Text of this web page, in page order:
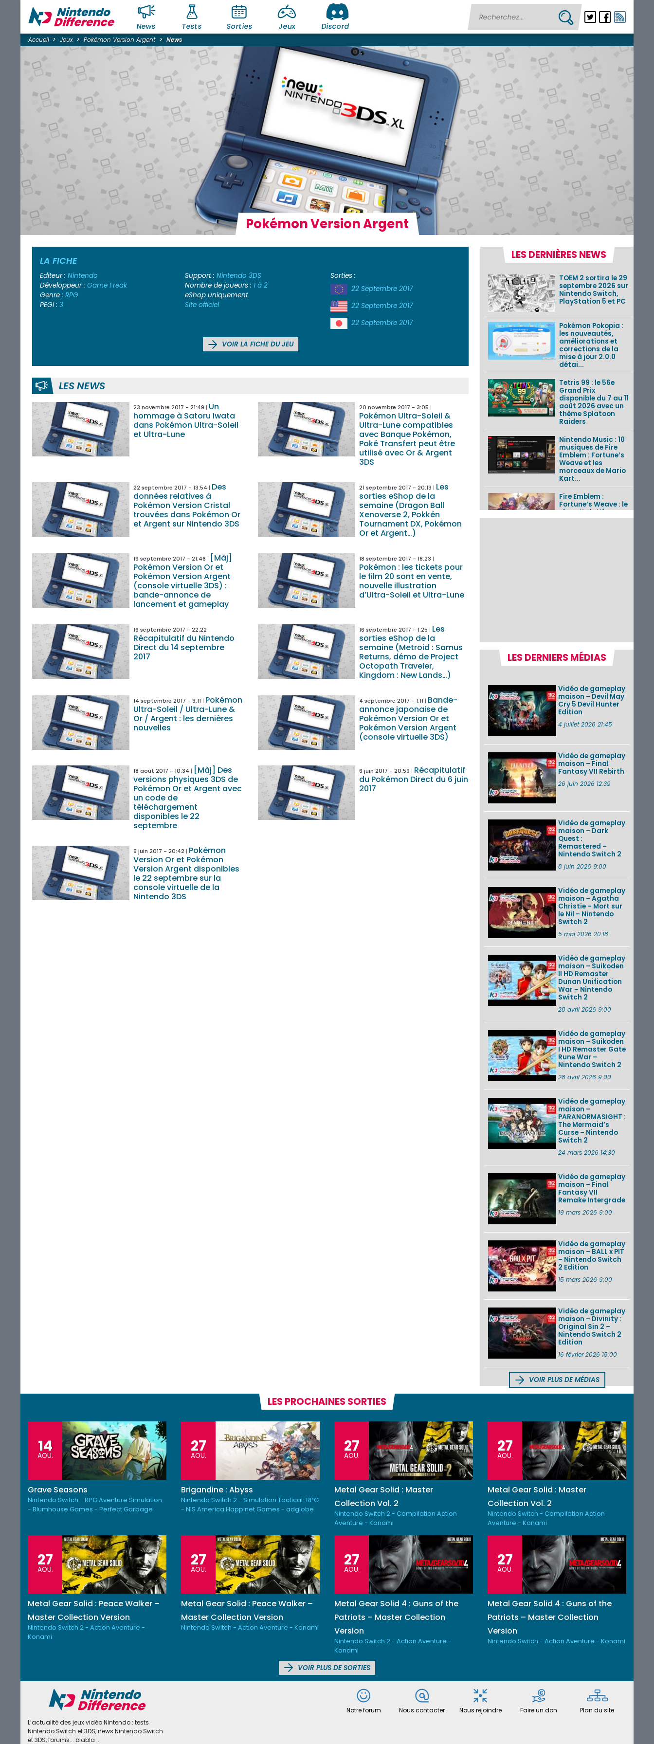
News Tests Sorties Jeux Discord
Accueil Jeux Pokémon Version Argent News
Pokémon Version Argent
LA FICHE
Editeur : Nintendo
Développeur : Game Freak
Genre : RPG
PEGI : 3
Support :Nintendo 3DS
Nombre de joueurs : 1 à 2
eShop uniquement
Site officiel
Sorties :
22 Septembre 2017
22 Septembre 2017
22 Septembre 2017
VOIR LA FICHE DU JEU
LES NEWS
23 novembre 2017 - 21:49
Un
hommage à Satoru Iwata
dans Pokémon Ultra-Soleil
et Ultra-Lune
20 novembre 2017 - 3:05
Pokémon Ultra-Soleil &
Ultra-Lune compatibles
avec Banque Pokémon,
Poké Transfert peut être
utilisé avec Or & Argent
3DS
22 septembre 2017 - 13:54
Des
données relatives à
Pokémon Version Cristal
trouvées dans Pokémon Or
et Argent sur Nintendo 3DS
21 septembre 2017 - 20:13
Les
sorties eShop de la
semaine (Dragon Ball
Xenoverse 2, Pokkén
Tournament DX, Pokémon
Or et Argent…)
19 septembre 2017 - 21:46
[Màj]
Pokémon Version Or et
Pokémon Version Argent
(console virtuelle 3DS) :
bande-annonce de
lancement et gameplay
18 septembre 2017 - 18:23
Pokémon : les tickets pour
le film 20 sont en vente,
nouvelle illustration
d’Ultra-Soleil et Ultra-Lune
16 septembre 2017 - 22:22
Récapitulatif du Nintendo
Direct du 14 septembre
2017
16 septembre 2017 - 1:25
Les
sorties eShop de la
semaine (Metroid : Samus
Returns, démo de Project
Octopath Traveler,
Kingdom : New Lands…)
14 septembre 2017 - 3:11
Pokémon
Ultra-Soleil / Ultra-Lune &
Or / Argent : les dernières
nouvelles
4 septembre 2017 - 1:11
Bande-
annonce japonaise de
Pokémon Version Or et
Pokémon Version Argent
(console virtuelle 3DS)
18 août 2017 - 10:34
[Màj] Des
versions physiques 3DS de
Pokémon Or et Argent avec
un code de
téléchargement
disponibles le 22
septembre
6 juin 2017 - 20:59
Récapitulatif
du Pokémon Direct du 6 juin
2017
6 juin 2017 - 20:42
Pokémon
Version Or et Pokémon
Version Argent disponibles
le 22 septembre sur la
console virtuelle de la
Nintendo 3DS
LES DERNIÈRES NEWS
TOEM 2 sortira le 29
septembre 2026 sur
Nintendo Switch,
PlayStation 5 et PC
Pokémon Pokopia :
les nouveautés,
améliorations et
corrections de la
mise à jour 2.0.0
détai...
Tetris 99 : le 56e
Grand Prix
disponible du 7 au 11
août 2026 avec un
thème Splatoon
Raiders
Nintendo Music : 10
musiques de Fire
Emblem : Fortune’s
Weave et les
morceaux de Mario
Kart...
Fire Emblem :
Fortune’s Weave : le
récapitulatif
complet du Direct,
Les sorties eShop de
la semaine 31 de
2026 (Xenoblade
Edit...
Une édition
physique japonaise
de Stray Children
sur Nintendo Switch
décembre ...
Nintendo Music :
des musiques de
cinq jeux Virtual Boy
et de nouveaux
VOIR PLUS DE NEWS
LES DERNIERS MÉDIAS
Vidéo de gameplay
maison – Devil May
Cry 5 Devil Hunter
Edition
4 juillet 2026 21:45
Vidéo de gameplay
maison – Final
Fantasy VII Rebirth
26 juin 2026 12:39
Vidéo de gameplay
maison – Dark
Quest :
Remastered –
Nintendo Switch 2
8 juin 2026 9:00
Vidéo de gameplay
maison – Agatha
Christie – Mort sur
le Nil – Nintendo
Switch 2
5 mai 2026 20:18
Vidéo de gameplay
maison – Suikoden
II HD Remaster
Dunan Unification
War – Nintendo
Switch 2
28 avril 2026 9:00
Vidéo de gameplay
maison – Suikoden
I HD Remaster Gate
Rune War –
Nintendo Switch 2
28 avril 2026 9:00
Vidéo de gameplay
maison –
PARANORMASIGHT :
The Mermaid’s
Curse – Nintendo
Switch 2
24 mars 2026 14:30
Vidéo de gameplay
maison – Final
Fantasy VII
Remake Intergrade
19 mars 2026 9:00
Vidéo de gameplay
maison – BALL x PIT
– Nintendo Switch
2 Edition
15 mars 2026 9:00
Vidéo de gameplay
maison – Divinity :
Original Sin 2 –
Nintendo Switch 2
Edition
16 février 2026 15:00
VOIR PLUS DE MÉDIAS
LES PROCHAINES SORTIES
14
AOU.
Grave Seasons
Nintendo Switch - RPG Aventure Simulation
- Blumhouse Games - Perfect Garbage
27
AOU.
Brigandine : Abyss
Nintendo Switch 2 - Simulation Tactical-RPG
- NIS America Happinet Games - adglobe
27
AOU.
Metal Gear Solid : Master
Collection Vol. 2
Nintendo Switch 2 - Compilation Action
Aventure - Konami
27
AOU.
Metal Gear Solid : Master
Collection Vol. 2
Nintendo Switch - Compilation Action
Aventure - Konami
27
AOU.
Metal Gear Solid : Peace Walker –
Master Collection Version
Nintendo Switch 2 - Action Aventure -
Konami
27
AOU.
Metal Gear Solid : Peace Walker –
Master Collection Version
Nintendo Switch - Action Aventure - Konami
27
AOU.
Metal Gear Solid 4 : Guns of the
Patriots – Master Collection
Version
Nintendo Switch 2 - Action Aventure -
Konami
27
AOU.
Metal Gear Solid 4 : Guns of the
Patriots – Master Collection
Version
Nintendo Switch - Action Aventure - Konami
VOIR PLUS DE SORTIES
L’actualité des jeux vidéo Nintendo : tests
Nintendo Switch et 3DS, news Nintendo Switch
et 3DS, forums... blabla ...
Notre forum Nous contacter Nous rejoindre Faire un don Plan du site